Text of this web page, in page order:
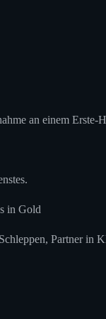
an einem
in Gold
Partner in